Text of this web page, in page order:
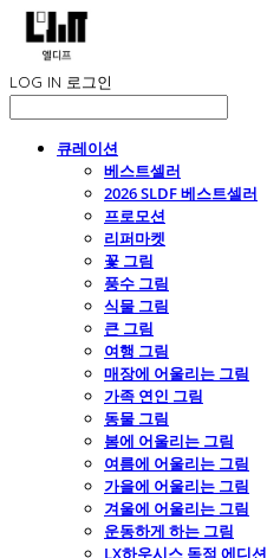
LOG IN 로그인
큐레이션
베스트셀러
2026 SLDF 베스트셀러
프로모션
리퍼마켓
꽃 그림
풍수 그림
식물 그림
큰 그림
여행 그림
매장에 어울리는 그림
가족 연인 그림
동물 그림
봄에 어울리는 그림
여름에 어울리는 그림
가을에 어울리는 그림
겨울에 어울리는 그림
운동하게 하는 그림
LX하우시스 독점 에디션